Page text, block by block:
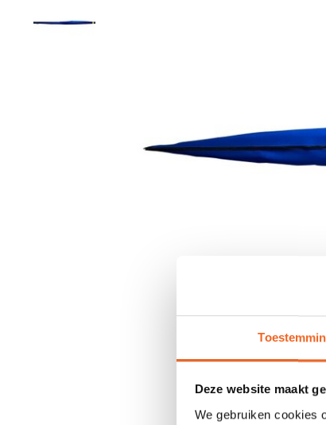
Deze website maakt
We gebruiken cookies